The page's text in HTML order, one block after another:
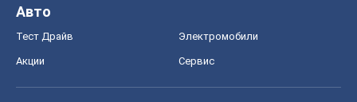
Авто
Тест Драйв Электромобили
Акции Сервис